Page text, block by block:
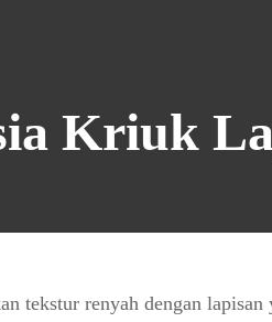
Kriuk
tekstur renyah dengan lapisan